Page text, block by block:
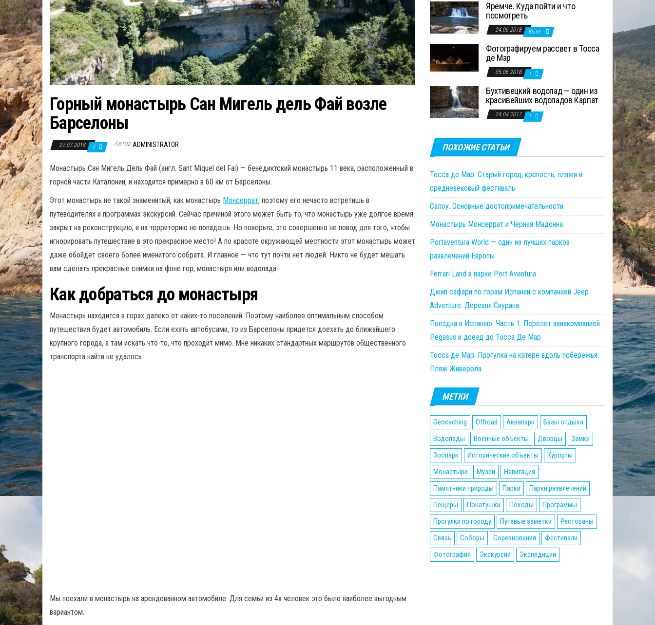
Горный монастырь Сан Мигель дель Фай возле
Барселоны
27.07.2018 0 АвторADMINISTRATOR
Монастырь Сан Мигель Дель Фай (англ. Sant Miquel del Fai) — бенедиктский монастырь 11 века, расположенный в
горной части Каталонии, и находится примерно в 60 км от Барселоны.
Этот монастырь не такой знаменитый, как монастырь Монсеррат, поэтому его нечасто встретишь в
путеводителях и программах экскурсий. Сейчас причиной этого может быть то, что монастырь уже долгое время
закрыт на реконструкцию, и на территорию не попадешь. Но поверьте, это совершенно не повод для того, чтобы
игнорировать путешествие в это прекрасное место! А по красоте окружающей местности этот монастырь может
даже обойдет своего более именитого собрата. И главное — что тут почти нет людей. Никто не будет мешать
вам сделать прекрасные снимки на фоне гор, монастыря или водопада.
Как добраться до монастыря
Монастырь находится в горах далеко от каких-то поселений. Поэтому наиболее оптимальным способом
путешествия будет автомобиль. Если ехать автобусами, то из Барселоны придется доехать до ближайшего
крупного города, а там искать что-то, что проходит мимо. Мне никаких стандартных маршрутов общественного
транспорта найти не удалось.
Мы поехали в монастырь на арендованном автомобиле. Для семьи из 4х человек это было наиболее выгодным
вариантом.
Яремче. Куда пойти и что
посмотреть
24.06.2018 Выкл.
Фотографируем рассвет в Тосса
де Мар
05.06.2018 1
Бухтивецкий водопад — один из
красивейших водопадов Карпат
24.04.2017 1
ПОХОЖИЕ СТАТЬИ
Тосса де Мар. Старый город, крепость, пляжи и
средневековый фестиваль
Салоу. Основные достопримечательности
Монастырь Монсеррат и Черная Мадонна
Portaventura World — один из лучших парков
развлечений Европы
Ferrari Land в парке Port Aventura
Джип сафари по горам Испании с компанией Jeep
Adventure. Деревня Сиурана.
Поездка в Испанию. Часть 1. Перелет авиакомпанией
Pegasus и доезд до Тосса Де Мар
Тосса де Мар. Прогулка на катере вдоль побережья.
Пляж Живерола
МЕТКИ
Geocaching Offroad Аквапарк
Базы отдыха
Водопады
Военные объекты Дворцы
Замки
Зоопарк
Исторические объекты
Курорты
Монастыри
Музеи
Навигация
Памятники природы
Парки
Парки развлечений
Пещеры
Покатушки Походы
Программы
Прогулки по городу
Путевые заметки
Рестораны
Связь
Соборы Соревнования
Фестивали
Фотография
Экскурсии Экспедиции